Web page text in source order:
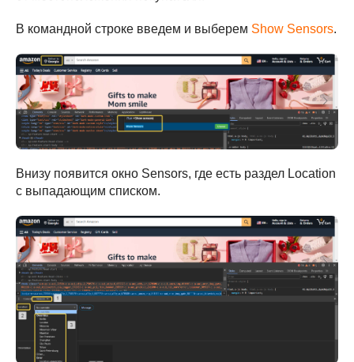
В командной строке введем и выберем Show Sensors.
Внизу появится окно Sensors, где есть раздел Location
с выпадающим списком.